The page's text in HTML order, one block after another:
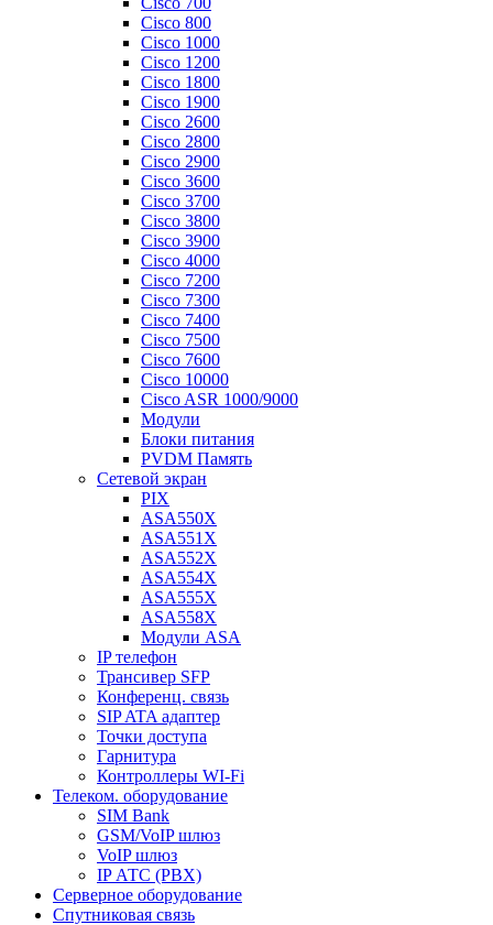
Cisco 800
Cisco 1000
Cisco 1200
Cisco 1800
Cisco 1900
Cisco 2600
Cisco 2800
Cisco 2900
Cisco 3600
Cisco 3700
Cisco 3800
Cisco 3900
Cisco 4000
Cisco 7200
Cisco 7300
Cisco 7400
Cisco 7500
Cisco 7600
Cisco 10000
Cisco ASR 1000/9000
Модули
Блоки питания
PVDM Память
Сетевой экран
PIX
ASA550X
ASA551X
ASA552X
ASA554X
ASA555X
ASA558X
Модули ASA
IP телефон
Трансивер SFP
Конференц. связь
SIP ATA адаптер
Точки доступа
Гарнитура
Контроллеры WI-Fi
Телеком. оборудование
SIM Bank
GSM/VoIP шлюз
VoIP шлюз
IP АТС (PBX)
Серверное оборудование
Спутниковая связь